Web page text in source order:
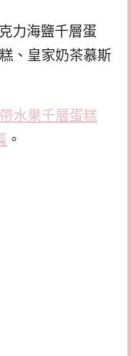
力海鹽千層蛋
、皇家奶茶慕斯
水果千層蛋糕
。